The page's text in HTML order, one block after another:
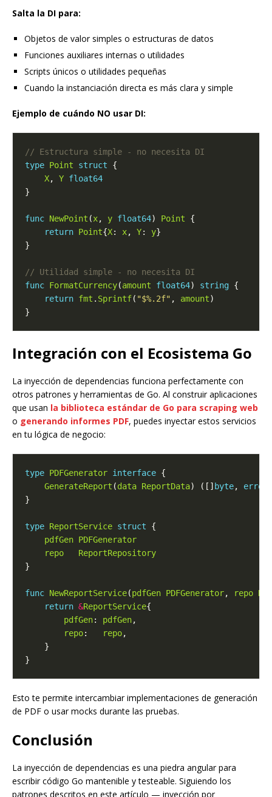
Salta la DI para:
Objetos de valor simples o estructuras de datos
Funciones auxiliares internas o utilidades
Scripts únicos o utilidades pequeñas
Cuando la instanciación directa es más clara y simple
Ejemplo de cuándo NO usar DI:
type Point struct
X, Y float64
func NewPoint (x, y float64) Point
return Point{X: x, Y: y
func FormatCurrency(amount float64) string
return fmt . Sprintf( "$%.2f" , amount
Integración con el Ecosistema Go
La inyección de dependencias funciona perfectamente con
otros patrones y herramientas de Go. Al construir aplicaciones
que usan la biblioteca estándar de Go para scraping web
o generando informes PDF, puedes inyectar estos servicios
en tu lógica de negocio:
type PDFGenerator interface
GenerateReport (data ReportData) ([] byte, error
type ReportService struct
pdfGen PDFGenerator
repo
ReportRepository
func NewReportService(pdfGen PDFGenerator, repo
return &ReportService
pdfGen: pdfGen
repo: repo
Esto te permite intercambiar implementaciones de generación
de PDF o usar mocks durante las pruebas.
Conclusión
La inyección de dependencias es una piedra angular para
escribir código Go mantenible y testeable. Siguiendo los
patrones descritos en este artículo — inyección por